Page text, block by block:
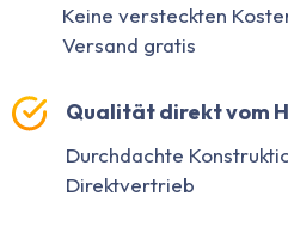
Keine versteckten
Versand gratis
Qualität direkt vom
Durchdachte
Direktvertrieb